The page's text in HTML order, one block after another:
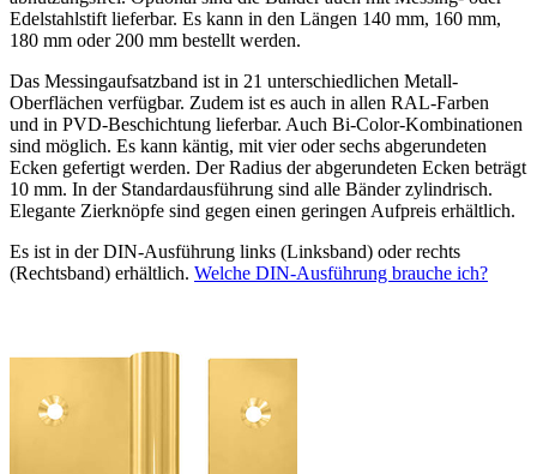
Edelstahlstift lieferbar. Es kann in den Längen 140 mm, 160 mm,
180 mm oder 200 mm bestellt werden.
Das Messingaufsatzband ist in 21 unterschiedlichen Metall-
Oberflächen verfügbar. Zudem ist es auch in allen RAL-Farben
und in PVD-Beschichtung lieferbar. Auch Bi-Color-Kombinationen
sind möglich. Es kann käntig, mit vier oder sechs abgerundeten
Ecken gefertigt werden. Der Radius der abgerundeten Ecken beträgt
10 mm. In der Standardausführung sind alle Bänder zylindrisch.
Elegante Zierknöpfe sind gegen einen geringen Aufpreis erhältlich.
Es ist in der DIN-Ausführung links (Linksband) oder rechts
(Rechtsband) erhältlich. Welche DIN-Ausführung brauche ich?